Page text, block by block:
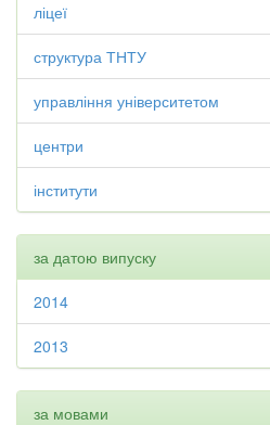
ліцеї
структура ТНТУ
управління університетом
центри
інститути
за датою випуску
2014
2013
за мовами